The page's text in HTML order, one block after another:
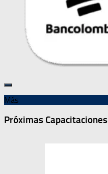
Más
Próximas Capacitaciones